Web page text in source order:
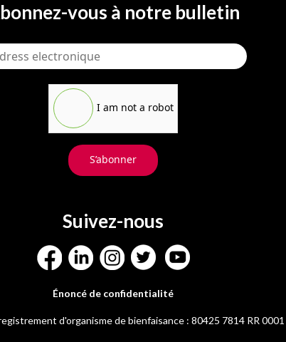
vous à notre bulletin
I am not a robot
S’abonner
Suivez-nous
Énoncé de confidentialité
d'organisme de bienfaisance : 80425 7814 RR 0001